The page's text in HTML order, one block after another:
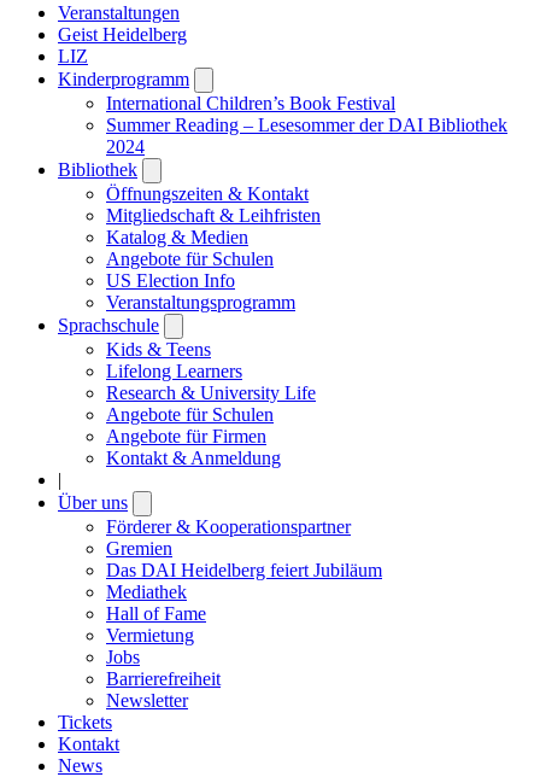
Veranstaltungen
Geist Heidelberg
LIZ
Kinderprogramm
submenu
International Children’s Book Festival
Summer Reading – Lesesommer der DAI Bibliothek
2024
Bibliothek
submenu
Öffnungszeiten & Kontakt
Mitgliedschaft & Leihfristen
Katalog & Medien
Angebote für Schulen
US Election Info
Veranstaltungsprogramm
Sprachschule
submenu
Kids & Teens
Lifelong Learners
Research & University Life
Angebote für Schulen
Angebote für Firmen
Kontakt & Anmeldung
|
Über uns
submenu
Förderer & Kooperationspartner
Gremien
Das DAI Heidelberg feiert Jubiläum
Mediathek
Hall of Fame
Vermietung
Jobs
Barrierefreiheit
Newsletter
Tickets
Kontakt
News